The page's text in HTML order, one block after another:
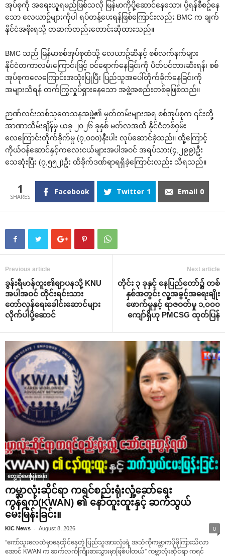
အုပ်စုကို အရေးယူရမည်ဖြစ်သလို မြန်မာကိုပို့ဆောင်နေသော၊ ပို့ရန်စီစဥ်နေ
သော လေယာဥ်များကိုပါ ရပ်တန့်ပေးရန်ဖြစ်ကြောင်းလည်း BMC က ချက်
နိုင်ငံအစိုးရသို့ တဆက်တည်းတောင်းဆိုထားသည်။
BMC သည် မြန်မာစစ်အုပ်စုထံသို့ လေယာဥ်ဆီနှင့် စစ်လက်နက်များ
နိုင်ငံတကာလမ်းကြောင်းဖြင့် ဝင်ရောက်နေခြင်းကို ပိတ်ပင်တားဆီးရန်၊ စစ်
အုပ်စုကလေကြောင်းအသုံးပြုပြီး ပြည်သူအပေါ်တိုက်ခိုက်နေခြင်းကို
အများသိရန် တက်ကြွလှုပ်ရှားနေသော အဖွဲ့အစည်းတစ်ခုဖြစ်သည်။
ဉာဏ်လင်းသစ်သုတေသနအဖွဲ့၏ မှတ်တမ်းများအရ စစ်အုပ်စုက ၎င်းတို့
အာဏာသိမ်းချိန်မှ ယခု ၂၀၂၆ ခုနှစ် မတ်လအထိ နိုင်ငံတစ်ဝှမ်း
လေကြောင်းတိုက်ခိုက်မှု (၇,၀၀၀)နီးပါး လုပ်ဆောင်ခဲ့သည်။ ထို့ကြောင့်
ကိုယ်ဝန်ဆောင်နှင့်ကလေးငယ်များအပါအဝင် အရပ်သား(၄,၂၉၉)ဦး
သေဆုံးပြီး (၇,၅၅၂)ဦး ထိခိုက်ဒဏ်ရာရရှိခဲ့ကြောင်းလည်း သိရသည်။
1 Facebook Twitter 1 Email 0
Previous article
ခွန်းရီမာန်ထူး၏ဈာပနသို့ KNU
အပါအဝင် တိုင်းရင်းသား
တော်လှန်ရေးခေါင်းဆောင်များ
လိုက်ပါပို့ဆောင်
Next article
တိုင်း ၃ ခုနှင့် နေပြည်တော်၌ တစ်
နှစ်အတွင်း လူ့အခွင့်အရေးချိုး
ဖောက်မှုနှင့် ရာဇဝတ်မှု ၁,၀၀၀
ကျော်ရှိဟု PMCSG ထုတ်ပြန်
တွေ့ဆုံမေးမြန်းခန်း
ကမ္ဘာလုံးဆိုင်ရာ ကရင်စည်းရုံးလှုံ့ဆော်ရေး
ကွန်ရက်(KWAN) ၏ နော်ထူးထူးနှင့် ဆက်သွယ်
မေးမြန်းခြင်း။
KIC News - August 8, 2026 0
“ကော်သူးလေထဲမှာနေထိုင်နေတဲ့ ပြည်သူအားလုံးရဲ့ အသံကိုကမ္ဘာကပိုမိုကြားသိလာ
အောင် KWAN က ဆက်လက်ကြိုးစားသွားမှာဖြစ်ပါတယ်” ကမ္ဘာလုံးဆိုင်ရာ ကရင်